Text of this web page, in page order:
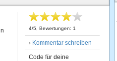
4/5 , Bewertungen: 1
› Kommentar schreiben
Code für deine